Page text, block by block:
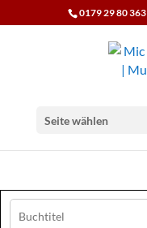
0179 29 80 363
Seite wählen